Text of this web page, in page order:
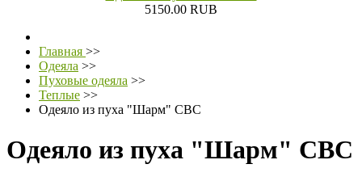
5150.00 RUB
Главная >>
Одеяла >>
Пуховые одеяла >>
Теплые >>
Одеяло из пуха "Шарм" СВС
Одеяло из пуха "Шарм" СВС